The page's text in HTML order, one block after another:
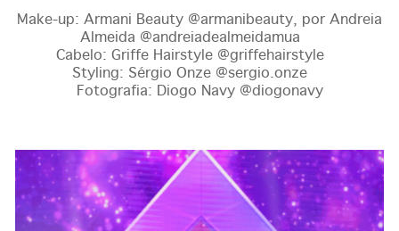
Make-up: Armani Beauty @armanibeauty, por Andreia
Almeida @andreiadealmeidamua
Cabelo: Griffe Hairstyle @griffehairstyle
Styling: Sérgio Onze @sergio.onze
Fotografia: Diogo Navy @diogonavy